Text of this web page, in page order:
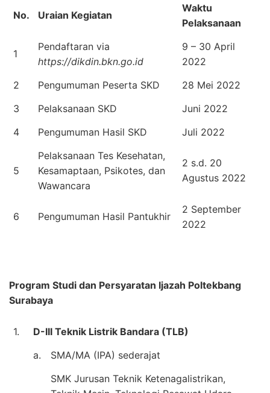
No. Uraian Kegiatan
Waktu
Pelaksanaan
1
Pendaftaran via
https://dikdin.bkn.go.id
9 – 30 April
2022
2
Pengumuman Peserta SKD
28 Mei 2022
3
Pelaksanaan SKD
Juni 2022
4
Pengumuman Hasil SKD Juli 2022
5
Pelaksanaan Tes Kesehatan,
Kesamaptaan, Psikotes, dan
Wawancara
2 s.d. 20
Agustus 2022
6 Pengumuman Hasil Pantukhir
2 September
2022
Program Studi dan Persyaratan Ijazah Poltekbang
Surabaya
1.
D-III Teknik Listrik Bandara (TLB)
a.
SMA/MA (IPA) sederajat
SMK Jurusan Teknik Ketenagalistrikan,